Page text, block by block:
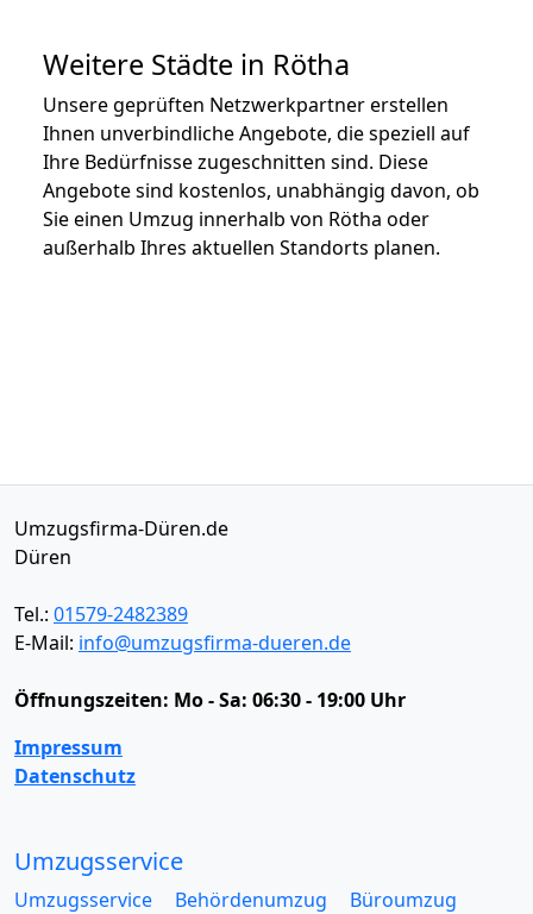
Weitere Städte in Rötha
Unsere geprüften Netzwerkpartner erstellen
Ihnen unverbindliche Angebote, die speziell auf
Ihre Bedürfnisse zugeschnitten sind. Diese
Angebote sind kostenlos, unabhängig davon, ob
Sie einen Umzug innerhalb von Rötha oder
außerhalb Ihres aktuellen Standorts planen.
Umzugsfirma-Düren.de
Düren
Tel.: 01579-2482389
E-Mail: info@umzugsfirma-dueren.de
Öffnungszeiten: Mo - Sa: 06:30 - 19:00 Uhr
Impressum
Datenschutz
Umzugsservice
Umzugsservice Behördenumzug
Büroumzug